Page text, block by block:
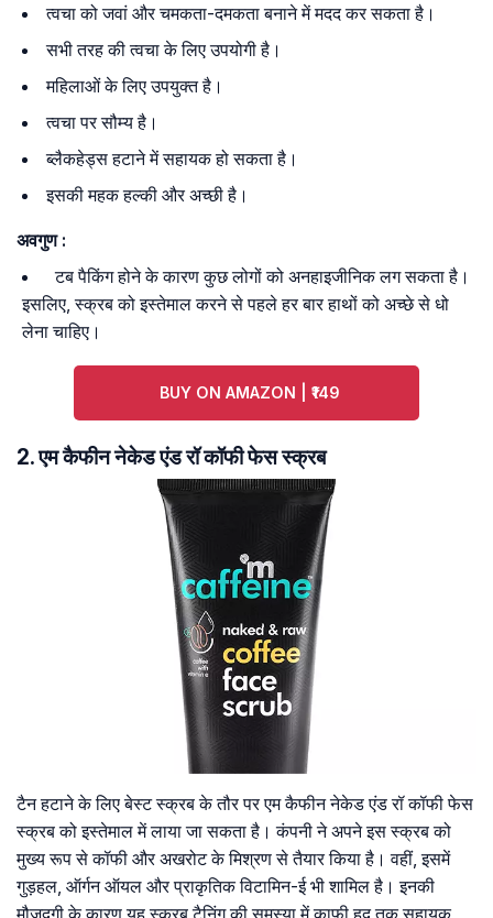
त्वचा को जवां और चमकता-दमकता बनाने में मदद कर सकता है।
सभी तरह की त्वचा के लिए उपयोगी है।
महिलाओं के लिए उपयुक्त है।
त्वचा पर सौम्य है।
ब्लैकहेड्स हटाने में सहायक हो सकता है।
इसकी महक हल्की और अच्छी है।
अवगुण :
टब पैकिंग होने के कारण कुछ लोगों को अनहाइजीनिक लग सकता है।
इसलिए, स्क्रब को इस्तेमाल करने से पहले हर बार हाथों को अच्छे से धो
लेना चाहिए।
BUY ON AMAZON | ₹149
2. एम कैफीन नेकेड एंड रॉ कॉफी फेस स्क्रब
टैन हटाने के लिए बेस्ट स्क्रब के तौर पर एम कैफीन नेकेड एंड रॉ कॉफी फेस
स्क्रब को इस्तेमाल में लाया जा सकता है। कंपनी ने अपने इस स्क्रब को
मुख्य रूप से कॉफी और अखरोट के मिश्रण से तैयार किया है। वहीं, इसमें
गुड़हल, ऑर्गन ऑयल और प्राकृतिक विटामिन-ई भी शामिल है। इनकी